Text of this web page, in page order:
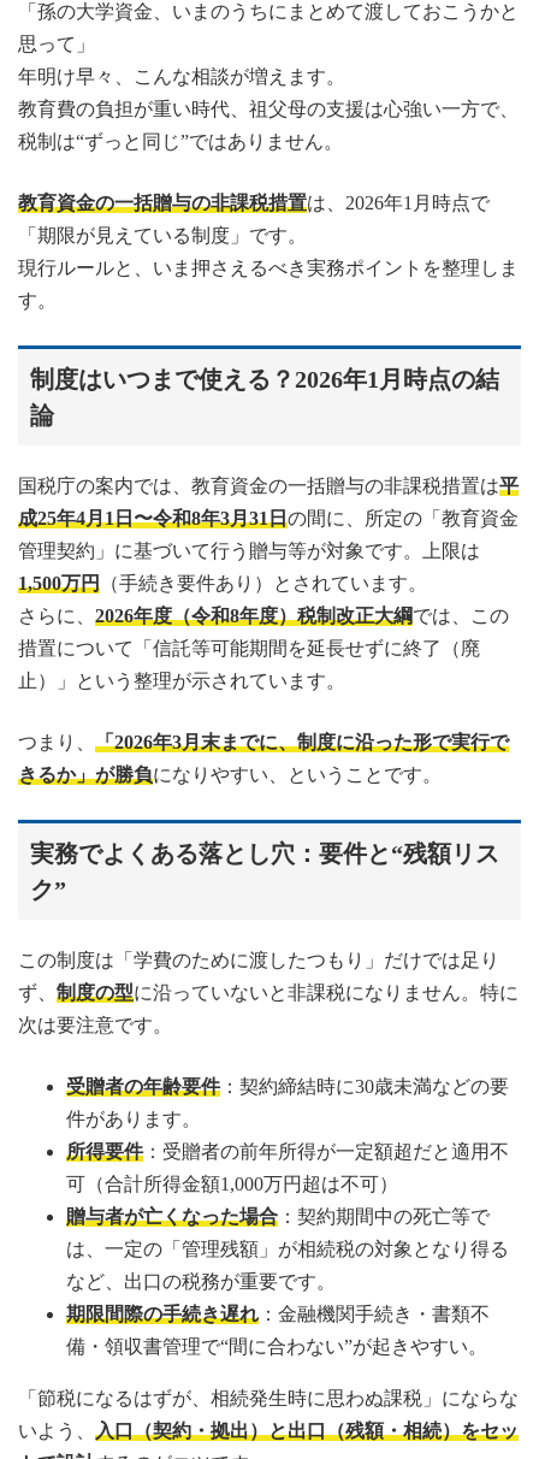
「孫の大学資金、いまのうちにまとめて渡しておこうかと
思って」
年明け早々、こんな相談が増えます。
教育費の負担が重い時代、祖父母の支援は心強い一方で、
税制は“ずっと同じ”ではありません。
教育資金の一括贈与の非課税措置は、2026年1月時点で
「期限が見えている制度」です。
現行ルールと、いま押さえるべき実務ポイントを整理しま
す。
制度はいつまで使える？2026年1月時点の結
論
国税庁の案内では、教育資金の一括贈与の非課税措置は平
成25年4月1日〜令和8年3月31日の間に、所定の「教育資金
管理契約」に基づいて行う贈与等が対象です。上限は
1,500万円 （手続き要件あり）とされています。
さらに、 2026年度（令和8年度）税制改正大綱では、この
措置について「信託等可能期間を延長せずに終了（廃
止）」という整理が示されています。
つまり、 「2026年3月末までに、制度に沿った形で実行で
きるか」が勝負になりやすい、ということです。
実務でよくある落とし穴：要件と“残額リス
ク”
この制度は「学費のために渡したつもり」だけでは足り
ず、 制度の型に沿っていないと非課税になりません。特に
次は要注意です。
受贈者の年齢要件：契約締結時に30歳未満などの要
件があります。
所得要件：受贈者の前年所得が一定額超だと適用不
可（合計所得金額1,000万円超は不可）
贈与者が亡くなった場合 ：契約期間中の死亡等で
は、一定の「管理残額」が相続税の対象となり得る
など、出口の税務が重要です。
期限間際の手続き遅れ ：金融機関手続き・書類不
備・領収書管理で“間に合わない”が起きやすい。
「節税になるはずが、相続発生時に思わぬ課税」にならな
いよう、 入口（契約・拠出）と出口（残額・相続）をセッ